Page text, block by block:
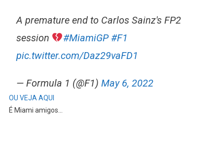
A premature end to Carlos Sainz's FP2
session
#MiamiGP #F1
pic.twitter.com/Daz29vaFD1
— Formula 1 (@F1) May 6, 2022
OU VEJA AQUI
É Miami amigos…